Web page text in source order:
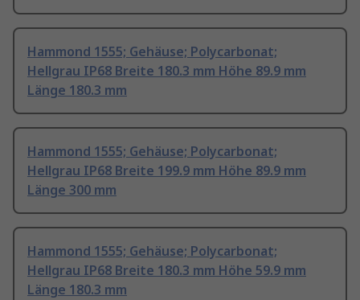
Hammond 1555; Gehäuse; Polycarbonat;
Hellgrau IP68 Breite 180.3 mm Höhe 89.9 mm
Länge 180.3 mm
Hammond 1555; Gehäuse; Polycarbonat;
Hellgrau IP68 Breite 199.9 mm Höhe 89.9 mm
Länge 300 mm
Hammond 1555; Gehäuse; Polycarbonat;
Hellgrau IP68 Breite 180.3 mm Höhe 59.9 mm
Länge 180.3 mm